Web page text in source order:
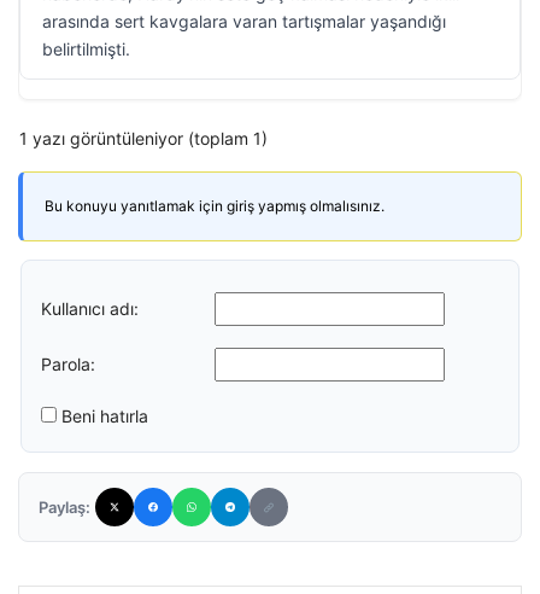
arasında sert kavgalara varan tartışmalar yaşandığı
belirtilmişti.
1 yazı görüntüleniyor (toplam 1)
Bu konuyu yanıtlamak için giriş yapmış olmalısınız.
Kullanıcı adı:
Parola:
Beni hatırla
Paylaş: